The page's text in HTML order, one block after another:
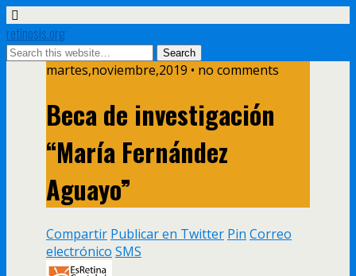
retinosis.org
martes,noviembre,2019 • no comments
Beca de investigación
“María Fernández
Aguayo”
Compartir Publicar en Twitter Pin Correo
electrónico SMS